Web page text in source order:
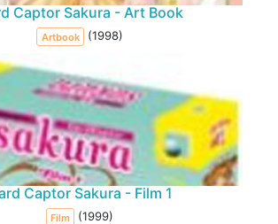
Captor Sakura - Art Book
Artbook (1998)
Captor Sakura - Film 1
Film (1999)